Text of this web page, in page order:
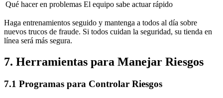
Qué hacer en problemas El equipo sabe actuar rápido
Haga entrenamientos seguido y mantenga a todos al día sobre
nuevos trucos de fraude. Si todos cuidan la seguridad, su tienda en
línea será más segura.
7. Herramientas para Manejar Riesgos
7.1 Programas para Controlar Riesgos